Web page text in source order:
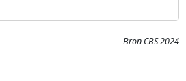
Bron CBS 2024